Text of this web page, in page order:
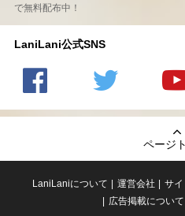
で無料配布中！
LaniLani公式SNS
の
のtwitter
の
チャ
ページ
LaniLaniについて 運営会社 サ
広告掲載について